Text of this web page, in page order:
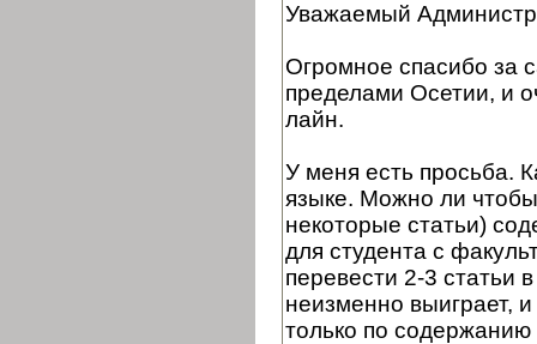
Уважаемый
Огромное спасибо за
пределами Осетии, и
лайн.
У меня есть просьба.
языке. Можно ли
некоторые статьи)
для студента с
перевести 2-3 статьи
неизменно выиграет,
только по